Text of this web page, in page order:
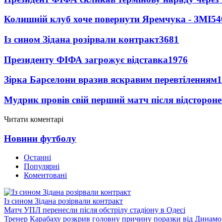
Колишній клуб хоче повернути Яремчука - ЗМІ
Із сином Зідана розірвали контракт3681
Президенту ФІФА загрожує відставка1976
Зірка Барселони вразив яскравим перевтіленням
Мудрик провів свій перший матч після
Читати коментарі
Новини футболу
Останні
Популярні
Коментовані
Із сином Зідана розірвали контракт
Матч УПЛ перенесли після обстрілу стадіону в Одесі
Тренер Карабаху розкрив головну причину поразки від Динамо